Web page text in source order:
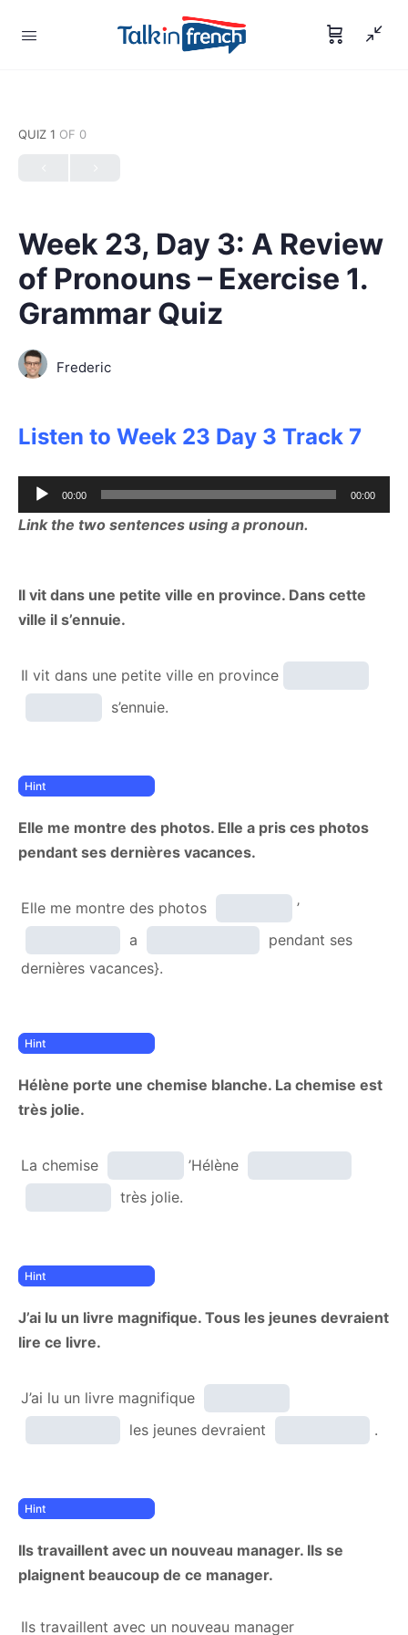
QUIZ 1 OF 0
Week 23, Day 3: A Review
of Pronouns – Exercise 1.
Grammar Quiz
Frederic
Listen to Week 23 Day 3 Track 7
Audio
Player
00:00 00:00
Link the two sentences using a pronoun.
Il vit dans une petite ville en province. Dans cette
ville il s’ennuie.
Il vit dans une petite ville en province
s’ennuie.
Elle me montre des photos. Elle a pris ces photos
pendant ses dernières vacances.
Elle me montre des photos
’
a
pendant ses
dernières vacances}.
Hélène porte une chemise blanche. La chemise est
très jolie.
La chemise
’Hélène
très jolie.
J’ai lu un livre magnifique. Tous les jeunes devraient
lire ce livre.
J’ai lu un livre magnifique
les jeunes devraient
.
Ils travaillent avec un nouveau manager. Ils se
plaignent beaucoup de ce manager.
Ils travaillent avec un nouveau manager